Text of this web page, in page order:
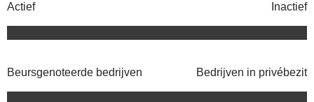
Actief Inactief
Beursgenoteerde bedrijven Bedrijven in privébezit